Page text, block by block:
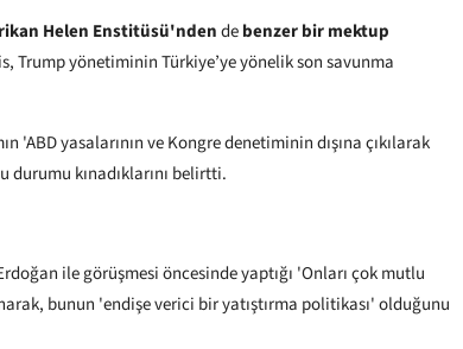
Helen Enstitüsü'ndendebenzer bir mektup
Trump yönetiminin Türkiye’ye yönelik son savunma
yasalarının ve Kongre denetiminin dışına çıkılarak
kınadıklarını belirtti.
ile görüşmesi öncesinde yaptığı 'Onları çok mutlu
bunun 'endişe verici bir yatıştırma politikası' olduğunu